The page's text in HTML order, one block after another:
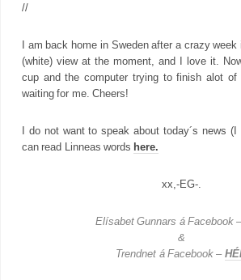
//
I am back home in Sweden after a crazy
(white) view at the moment, and I love it.
cup and the computer trying to finish alot of
waiting for me. Cheers!
I do not want to speak about today´s news
can read Linneas words here.
xx,-EG-.
Elísabet Gunnars á Facebook
&
Trendnet á Facebook –